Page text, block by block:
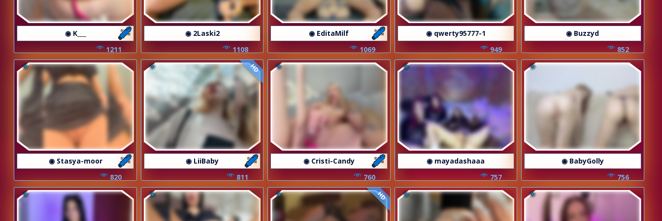
◉ K___
1211
◉ 2Laski2
1108
◉ EditaMilf
1069
◉ qwerty95777-1
949
◉ Buzzyd
852
◉ Stasya-moor
820
HD
◉ LiiBaby
811
◉ Cristi-Candy
760
◉ mayadashaaa
757
◉ BabyGolly
756
HD